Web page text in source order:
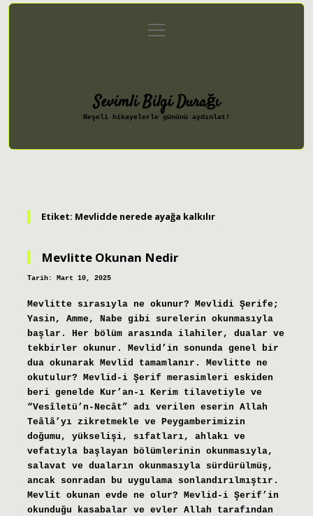
Gizlilik Politikası
menüyü
aç
Sevimli Bilgi Durağı
Neşeli hikayelerle gününü aydınlat!
Etiket: Mevlidde nerede ayağa kalkılır
Mevlitte Okunan Nedir
Tarih: Mart 10, 2025
Mevlitte sırasıyla ne okunur? Mevlidi Şerife;
Yasin, Amme, Nabe gibi surelerin okunmasıyla
başlar. Her bölüm arasında ilahiler, dualar ve
tekbirler okunur. Mevlid’in sonunda genel bir
dua okunarak Mevlid tamamlanır. Mevlitte ne
okutulur? Mevlid-i Şerif merasimleri eskiden
beri genelde Kur’an-ı Kerim tilavetiyle ve
“Vesîletü’n-Necât” adı verilen eserin Allah
Teâlâ’yı zikretmekle ve Peygamberimizin
doğumu, yükselişi, sıfatları, ahlakı ve
vefatıyla başlayan bölümlerinin okunmasıyla,
salavat ve duaların okunmasıyla sürdürülmüş,
ancak sonradan bu uygulama sonlandırılmıştır.
Mevlit okunan evde ne olur? Mevlid-i Şerif’in
okunduğu kasabalar ve evler Allah tarafından